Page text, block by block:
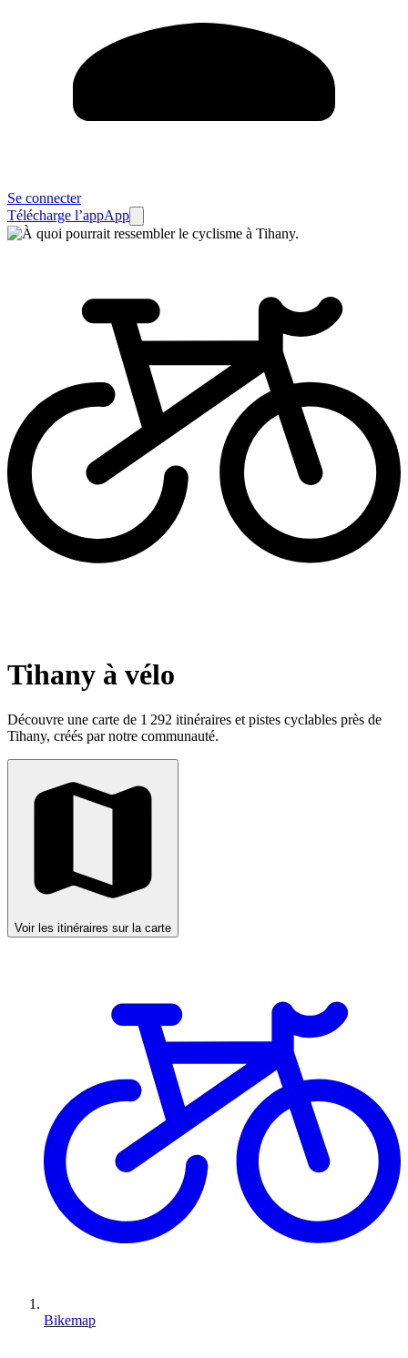
Se connecter
Télécharge l’appApp
Tihany à vélo
Découvre une carte de 1 292 itinéraires et pistes cyclables près de
Tihany, créés par notre communauté.
Voir les itinéraires sur la carte
Bikemap